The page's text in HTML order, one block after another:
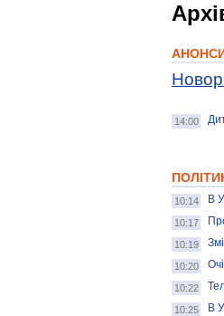
14:00
10:14 В
10:17
10:19
10:20
10:22
10:25 В